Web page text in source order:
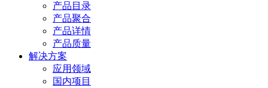
产品目录
产品聚合
产品详情
产品质量
解决方案
应用领域
国内项目